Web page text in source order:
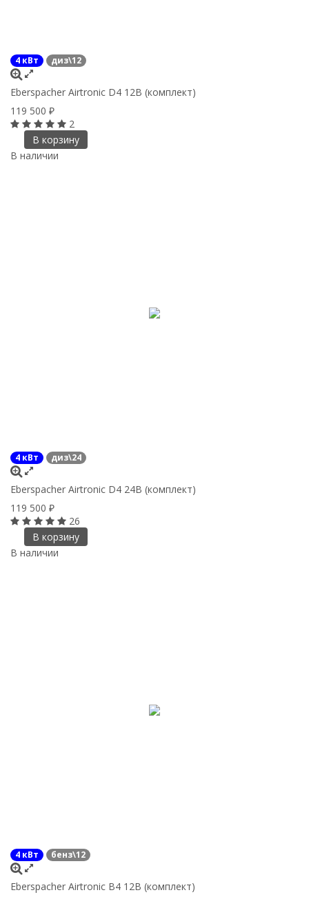
4 кВт диз\12
Eberspacher Airtronic D4 12В (комплект)
119 500 ₽
2
В корзину
В наличии
4 кВт диз\24
Eberspacher Airtronic D4 24В (комплект)
119 500 ₽
26
В корзину
В наличии
4 кВт бенз\12
Eberspacher Airtronic B4 12В (комплект)